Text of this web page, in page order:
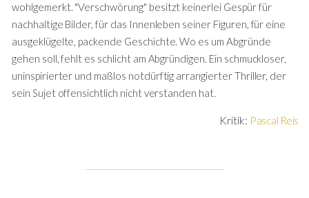
wohlgemerkt. "Verschwörung" besitzt keinerlei Gespür für
nachhaltige Bilder, für das Innenleben seiner Figuren, für eine
ausgeklügelte, packende Geschichte. Wo es um Abgründe
gehen soll, fehlt es schlicht am Abgründigen. Ein schmuckloser,
uninspirierter und maßlos notdürftig arrangierter Thriller, der
sein Sujet offensichtlich nicht verstanden hat.
Kritik: Pascal Reis